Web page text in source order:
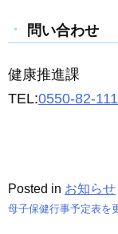
問い合わせ
健康推進課
TEL:0550-82-
Posted in お知らせ
母子保健行事予定表を